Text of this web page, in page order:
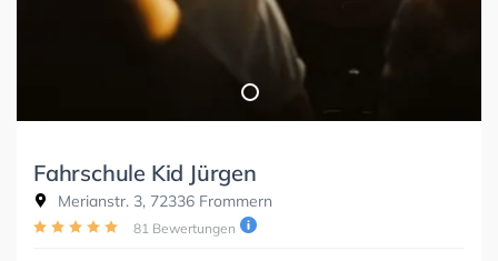
Fahrschule Kid Jürgen
Merianstr. 3, 72336 Frommern
81 Bewertungen